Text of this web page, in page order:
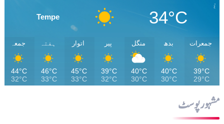
Tempe 34°C
جمعہ
44°C
32°C
ہفتہ
46°C
33°C
اتوار
45°C
33°C
پیر
39°C
32°C
منگل
40°C
30°C
بدھ
40°C
30°C
جمعرات
39°C
29°C
مشہور پوسٹ